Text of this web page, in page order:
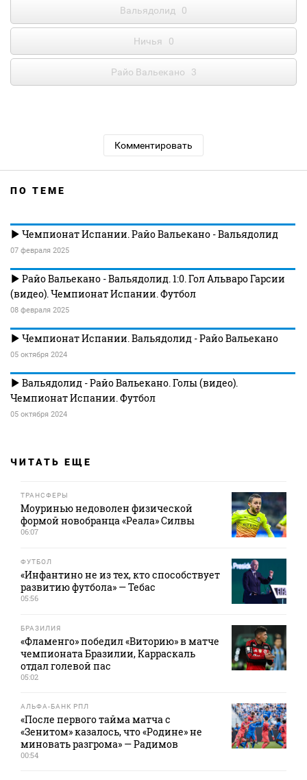
Вальядолид 0
Ничья 0
Райо Вальекано 3
Комментировать
ПО ТЕМЕ
Чемпионат Испании. Райо Вальекано - Вальядолид
07 февраля 2025
Райо Вальекано - Вальядолид. 1:0. Гол Альваро Гарсии
(видео). Чемпионат Испании. Футбол
08 февраля 2025
Чемпионат Испании. Вальядолид - Райо Вальекано
05 октября 2024
Вальядолид - Райо Вальекано. Голы (видео).
Чемпионат Испании. Футбол
05 октября 2024
ЧИТАТЬ ЕЩЕ
ТРАНСФЕРЫ
Моуринью недоволен физической
формой новобранца «Реала» Силвы
06:07
ФУТБОЛ
«Инфантино не из тех, кто способствует
развитию футбола» — Тебас
05:56
БРАЗИЛИЯ
«Фламенго» победил «Виторию» в матче
чемпионата Бразилии, Карраскаль
отдал голевой пас
05:02
АЛЬФА-БАНК РПЛ
«После первого тайма матча с
«Зенитом» казалось, что «Родине» не
миновать разгрома» — Радимов
00:54